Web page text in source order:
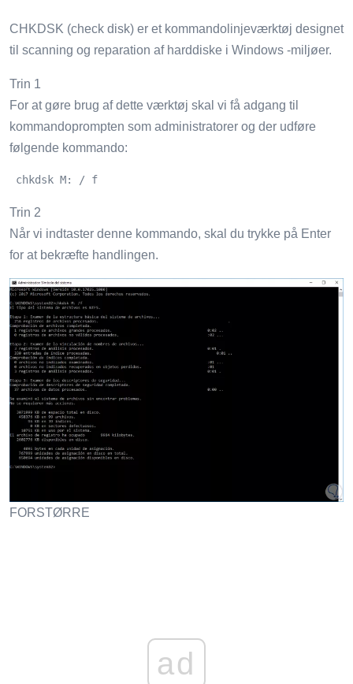
CHKDSK (check disk) er et kommandolinjeværktøj designet
til scanning og reparation af harddiske i Windows -miljøer.
Trin 1
For at gøre brug af dette værktøj skal vi få adgang til
kommandoprompten som administratorer og der udføre
følgende kommando:
chkdsk M: / f
Trin 2
Når vi indtaster denne kommando, skal du trykke på Enter
for at bekræfte handlingen.
FORSTØRRE
ad